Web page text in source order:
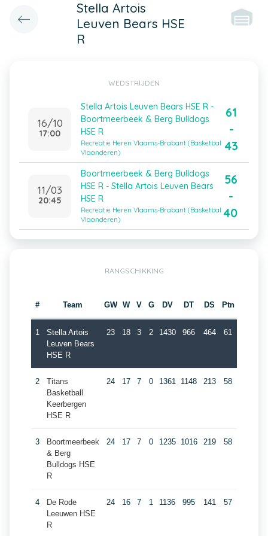
Stella Artois
Leuven Bears HSE
R
WEDSTRIJDEN
16/10
17:00
Stella Artois Leuven Bears HSE R -
Boortmeerbeek & Berg Bulldogs
HSE R
Recreatie Heren Vlaams-Brabant (Basketbal
Vlaanderen)
61
-
43
11/03
20:45
Boortmeerbeek & Berg Bulldogs
HSE R - Stella Artois Leuven Bears
HSE R
Recreatie Heren Vlaams-Brabant (Basketbal
Vlaanderen)
56
-
40
RANGSCHIKKING
# Team GW W V G DV DT DS Ptn
1
Stella Artois
Leuven Bears
HSE R
23 18 3 2 1430 966 464 61
2
Titans
Basketball
Keerbergen
HSE R
24 17 7 0 1361 1148 213 58
3
Boortmeerbeek
& Berg
Bulldogs HSE
R
24 17 7 0 1235 1016 219 58
4
De Rode
Leeuwen HSE
R
24 16 7 1 1136 995 141 57